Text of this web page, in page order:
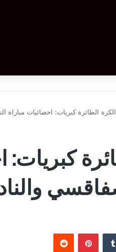
الكرة الطائرة كبريات: احصائيات مباراة
كبريات:
بينتيريست